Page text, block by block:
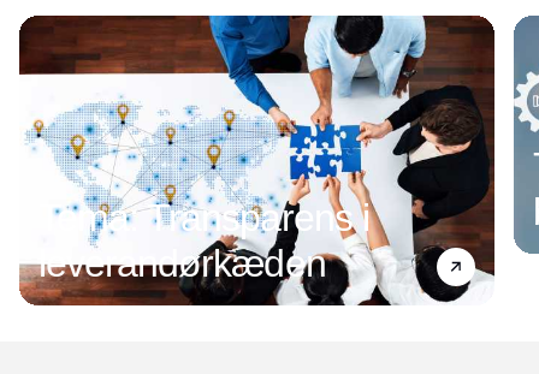
Tema: Transparens i
leverandørkæden